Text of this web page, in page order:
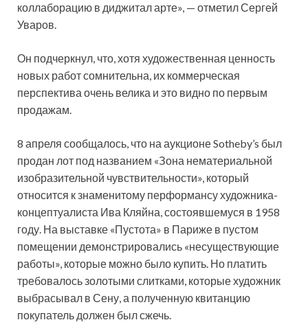
коллаборацию в диджитал арте», — отметил Сергей
Уваров.
Он подчеркнул, что, хотя художественная ценность
новых работ сомнительна, их коммерческая
перспектива очень велика и это видно по первым
продажам.
8 апреля сообщалось, что на аукционе Sotheby’s был
продан лот под названием «Зона нематериальной
изобразительной чувствительности», который
относится к знаменитому перформансу художника-
концептуалиста Ива Кляйна, состоявшемуся в 1958
году. На выставке «Пустота» в Париже в пустом
помещении демонстрировались «несуществующие
работы», которые можно было купить. Но платить
требовалось золотыми слитками, которые художник
выбрасывал в Сену, а полученную квитанцию
покупатель должен был сжечь.